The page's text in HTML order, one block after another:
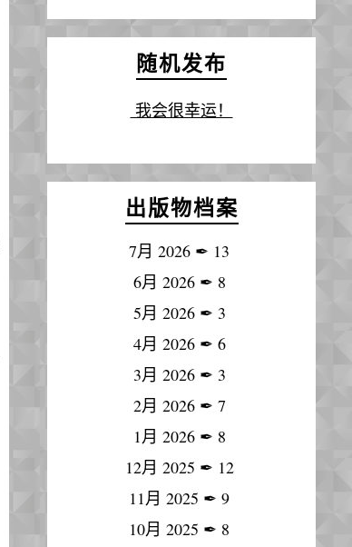
随机发布
我会很幸运！
出版物档案
7月 2026 ✒ 13
6月 2026✒ 8
5月 2026✒ 3
4月 2026✒ 6
3月 2026✒ 3
2月 2026✒ 7
1月 2026✒ 8
12月 2025 ✒ 12
11月 2025 ✒ 9
10月 2025 ✒ 8